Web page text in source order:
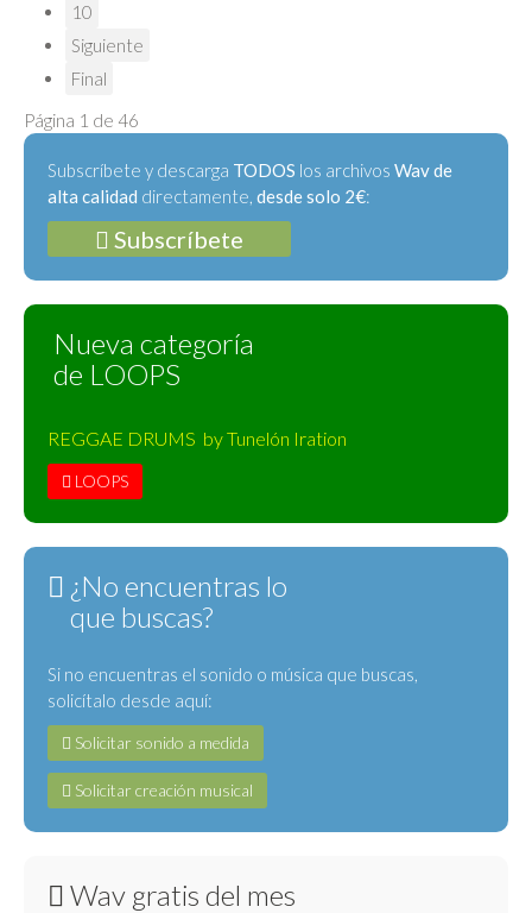
10
Siguiente
Final
Página 1 de 46
Subscríbete y descarga TODOS los archivos Wav de
alta calidad directamente, desde solo 2€:
Subscríbete
Nueva categoría
de LOOPS
REGGAE DRUMS by Tunelón Iration
LOOPS
¿No encuentras lo
que buscas?
Si no encuentras el sonido o música que buscas,
solicítalo desde aquí:
Solicitar sonido a medida
Solicitar creación musical
Wav gratis del mes